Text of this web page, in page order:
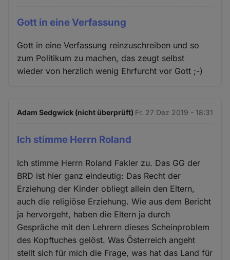
Gott in eine Verfassung
Gott in eine Verfassung reinzuschreiben und so
zum Politikum zu machen, das zeugt selbst
wieder von herzlich wenig Ehrfurcht vor Gott ;-)
Adam Sedgwick (nicht überprüft) Fr. 27 Dez 2019 - 18:31
Ich stimme Herrn Roland
Ich stimme Herrn Roland Fakler zu. Das GG der
BRD ist hier ganz eindeutig: Das Recht der
Erziehung der Kinder obliegt allein den Eltern,
auch die religiöse Erziehung. Wie aus dem Bericht
ja hervorgeht, haben die Eltern ja durch
Gespräche mit den Lehrern dieses Scheinproblem
des Kopftuches gelöst. Was Österreich angeht
stellt sich für mich die Frage, was hat das Land für